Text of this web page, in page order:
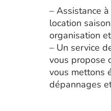
– Assistance
location
organisation
– Un service
vous propose
vous mettons
dépannages